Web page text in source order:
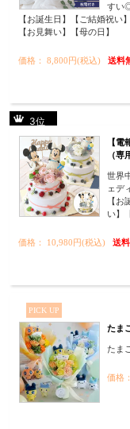
すい
【お誕生日】【ご結婚祝い
【お見舞い】【母の日】
価格： 8,800円(税込) 送料
3位
【
（専
世界
ェデ
【
い】
価格： 10,980円(税込) 送
PICK UP
たま
たま
価格